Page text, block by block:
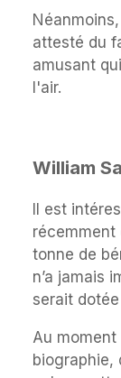
attesté du
amusant
l'air.
William
Il est
récemment
tonne de
n’a jamais
serait
Au
biographie,